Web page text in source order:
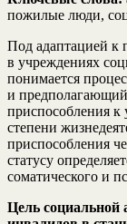
пожилые люди,
Под адаптацией
в учреждениях
понимается
и предполагающий
приспособления к
степени
приспособления
статусу
соматического и
Цель социальной